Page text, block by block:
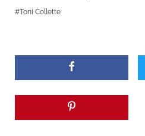
Toni Collette